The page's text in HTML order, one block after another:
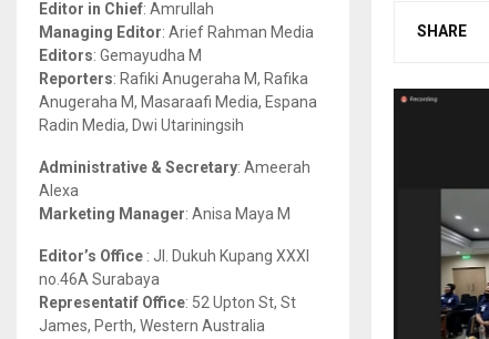
SHARE
r
:
R
H
Editor in Chief: Amrullah
Managing Editor: Arief Rahman Media
Editors: Gemayudha M
Reporters: Rafiki Anugeraha M, Rafika
Anugeraha M, Masaraafi Media, Espana
Radin Media, Dwi Utariningsih
Administrative & Secretary: Ameerah
Alexa
Marketing Manager: Anisa Maya M
Editor’s Office : Jl. Dukuh Kupang XXXI
no.46A Surabaya
Representatif Office: 52 Upton St, St
James, Perth, Western Australia